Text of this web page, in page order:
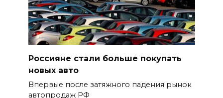
Россияне стали больше покупать
новых авто
Впервые после затяжного падения рынок
автопродаж РФ